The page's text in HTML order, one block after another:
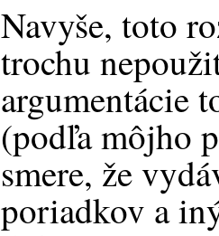
Navyše, toto
trochu
argumentácie
(podľa môjho
smere, že
poriadkov a